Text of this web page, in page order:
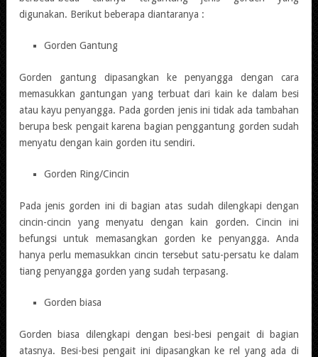
digunakan. Berikut beberapa diantaranya :
Gorden Gantung
Gorden gantung dipasangkan ke penyangga dengan cara
memasukkan gantungan yang terbuat dari kain ke dalam besi
atau kayu penyangga. Pada gorden jenis ini tidak ada tambahan
berupa besk pengait karena bagian penggantung gorden sudah
menyatu dengan kain gorden itu sendiri.
Gorden Ring/Cincin
Pada jenis gorden ini di bagian atas sudah dilengkapi dengan
cincin-cincin yang menyatu dengan kain gorden. Cincin ini
befungsi untuk memasangkan gorden ke penyangga. Anda
hanya perlu memasukkan cincin tersebut satu-persatu ke dalam
tiang penyangga gorden yang sudah terpasang.
Gorden biasa
Gorden biasa dilengkapi dengan besi-besi pengait di bagian
atasnya. Besi-besi pengait ini dipasangkan ke rel yang ada di